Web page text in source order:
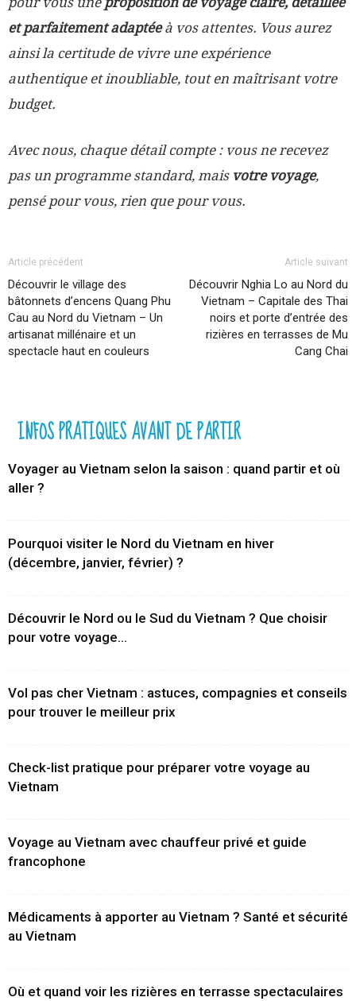
et parfaitement adaptéeà vos attentes. Vous aurez
ainsi la certitude de vivre une expérience
authentique et inoubliable, tout en maîtrisant votre
budget.
Avec nous, chaque détail compte : vous ne recevez
pas un programme standard, mais votre voyage,
pensé pour vous, rien que pour vous.
Article précédent
Découvrir le village des
bâtonnets d’encens Quang Phu
Cau au Nord du Vietnam – Un
artisanat millénaire et un
spectacle haut en couleurs
Article suivant
Découvrir Nghia Lo au Nord du
Vietnam – Capitale des Thai
noirs et porte d’entrée des
rizières en terrasses de Mu
Cang Chai
INFOS PRATIQUES AVANT DE PARTIR
Voyager au Vietnam selon la saison : quand partir et où
aller ?
Pourquoi visiter le Nord du Vietnam en hiver
(décembre, janvier, février) ?
Découvrir le Nord ou le Sud du Vietnam ? Que choisir
pour votre voyage...
Vol pas cher Vietnam : astuces, compagnies et conseils
pour trouver le meilleur prix
Check-list pratique pour préparer votre voyage au
Vietnam
Voyage au Vietnam avec chauffeur privé et guide
francophone
Médicaments à apporter au Vietnam ? Santé et sécurité
au Vietnam
Où et quand voir les rizières en terrasse spectaculaires